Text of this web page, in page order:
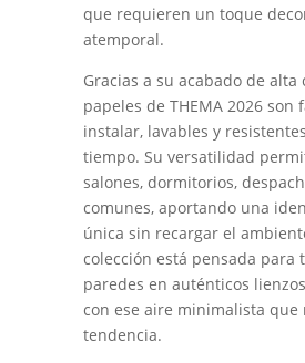
que requieren un toque
atemporal.
Gracias a su acabado de alta
papeles de THEMA 2026 son
instalar, lavables y
tiempo. Su versatilidad
salones, dormitorios,
comunes, aportando una
única sin recargar el
colección está pensada para
paredes en auténticos
con ese aire minimalista que
tendencia.